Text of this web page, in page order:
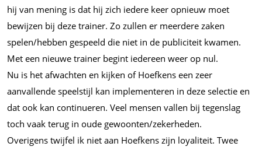
hij van mening is dat hij zich iedere keer opnieuw moet
bewijzen bij deze trainer. Zo zullen er meerdere zaken
spelen/hebben gespeeld die niet in de publiciteit kwamen.
Met een nieuwe trainer begint iedereen weer op nul.
Nu is het afwachten en kijken of Hoefkens een zeer
aanvallende speelstijl kan implementeren in deze selectie en
dat ook kan continueren. Veel mensen vallen bij tegenslag
toch vaak terug in oude gewoonten/zekerheden.
Overigens twijfel ik niet aan Hoefkens zijn loyaliteit. Twee